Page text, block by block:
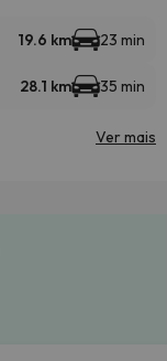
19.6 km 23 min
28.1 km 35 min
Ver mais